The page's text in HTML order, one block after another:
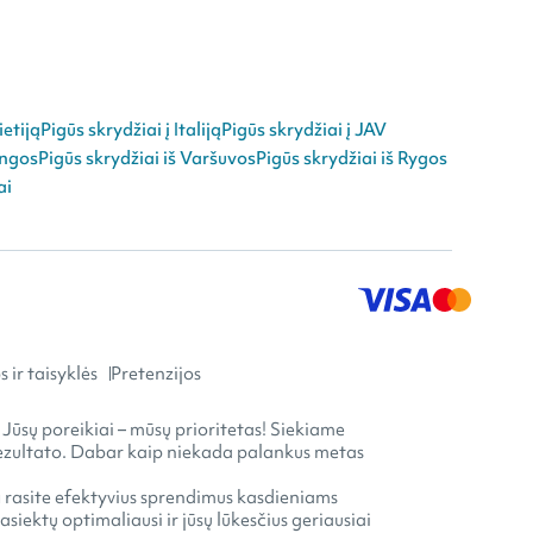
Pigūs skrydžiai į ItalijąPigūs skrydžiai į JAV
Pigūs skrydžiai iš VaršuvosPigūs skrydžiai iš Rygos
ir taisyklės Pretenzijos
poreikiai – mūsų prioritetas! Siekiame
Dabar kaip niekada palankus metas
efektyvius sprendimus kasdieniams
optimaliausi ir jūsų lūkesčius geriausiai